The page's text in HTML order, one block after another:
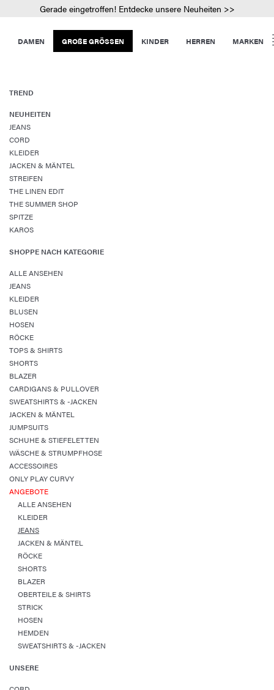
Gerade eingetroffen! Entdecke unsere Neuheiten >>
DAMEN GROßE GRÖSSEN KINDER HERREN MARKEN
TREND
NEUHEITEN
JEANS
CORD
KLEIDER
JACKEN & MÄNTEL
STREIFEN
THE LINEN EDIT
THE SUMMER SHOP
SPITZE
KAROS
SHOPPE NACH KATEGORIE
ALLE ANSEHEN
JEANS
KLEIDER
BLUSEN
HOSEN
RÖCKE
TOPS & SHIRTS
SHORTS
BLAZER
CARDIGANS & PULLOVER
SWEATSHIRTS & -JACKEN
JACKEN & MÄNTEL
JUMPSUITS
SCHUHE & STIEFELETTEN
WÄSCHE & STRUMPFHOSE
ACCESSOIRES
ONLY PLAY CURVY
ANGEBOTE
ALLE ANSEHEN
KLEIDER
JEANS
JACKEN & MÄNTEL
RÖCKE
SHORTS
BLAZER
OBERTEILE & SHIRTS
STRICK
HOSEN
HEMDEN
SWEATSHIRTS & -JACKEN
UNSERE